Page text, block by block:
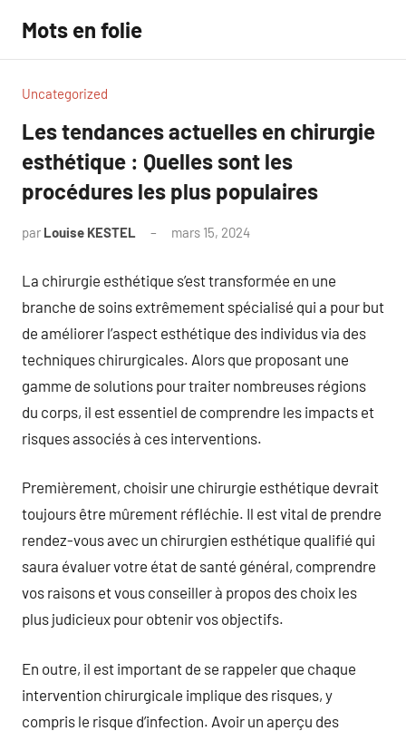
contenu
Mots en folie
Uncategorized
Les tendances actuelles en chirurgie
esthétique : Quelles sont les
procédures les plus populaires
par Louise KESTEL mars 15, 2024
La chirurgie esthétique s’est transformée en une
branche de soins extrêmement spécialisé qui a pour but
de améliorer l’aspect esthétique des individus via des
techniques chirurgicales. Alors que proposant une
gamme de solutions pour traiter nombreuses régions
du corps, il est essentiel de comprendre les impacts et
risques associés à ces interventions.
Premièrement, choisir une chirurgie esthétique devrait
toujours être mûrement réfléchie. Il est vital de prendre
rendez-vous avec un chirurgien esthétique qualifié qui
saura évaluer votre état de santé général, comprendre
vos raisons et vous conseiller à propos des choix les
plus judicieux pour obtenir vos objectifs.
En outre, il est important de se rappeler que chaque
intervention chirurgicale implique des risques, y
compris le risque d’infection. Avoir un aperçu des